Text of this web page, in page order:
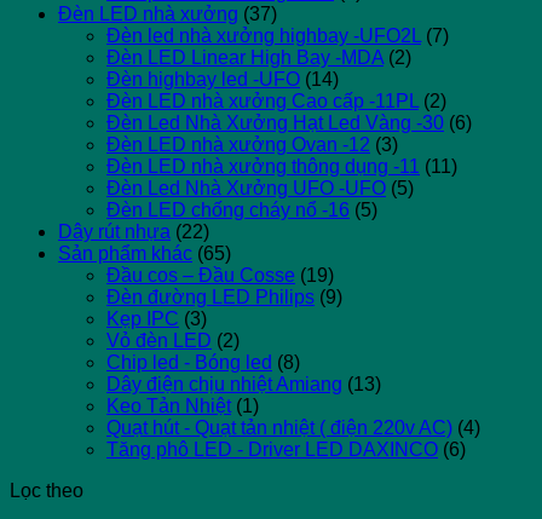
Đèn LED nhà xưởng (37)
Đèn led nhà xưởng highbay -UFO2L (7)
Đèn LED Linear High Bay -MDA (2)
Đèn highbay led -UFO (14)
Đèn LED nhà xưởng Cao cấp -11PL (2)
Đèn Led Nhà Xưởng Hạt Led Vàng -30 (6)
Đèn LED nhà xưởng Ovan -12 (3)
Đèn LED nhà xưởng thông dụng -11 (11)
Đèn Led Nhà Xưởng UFO -UFO (5)
Đèn LED chống cháy nổ -16 (5)
Dây rút nhựa (22)
Sản phẩm khác (65)
Đầu cos – Đầu Cosse (19)
Đèn đường LED Philips (9)
Kẹp IPC (3)
Vỏ đèn LED (2)
Chip led - Bóng led (8)
Dây điện chịu nhiệt Amiang (13)
Keo Tản Nhiệt (1)
Quạt hút - Quạt tản nhiệt ( điện 220v AC) (4)
Tăng phô LED - Driver LED DAXINCO (6)
Lọc theo